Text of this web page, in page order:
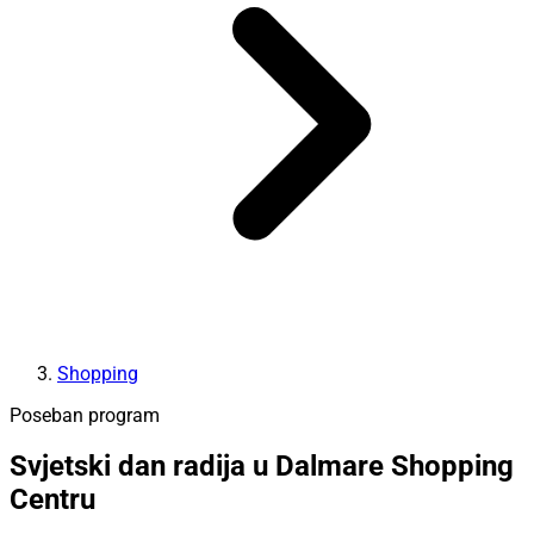
Shopping
Poseban program
Svjetski dan radija u Dalmare Shopping
Centru